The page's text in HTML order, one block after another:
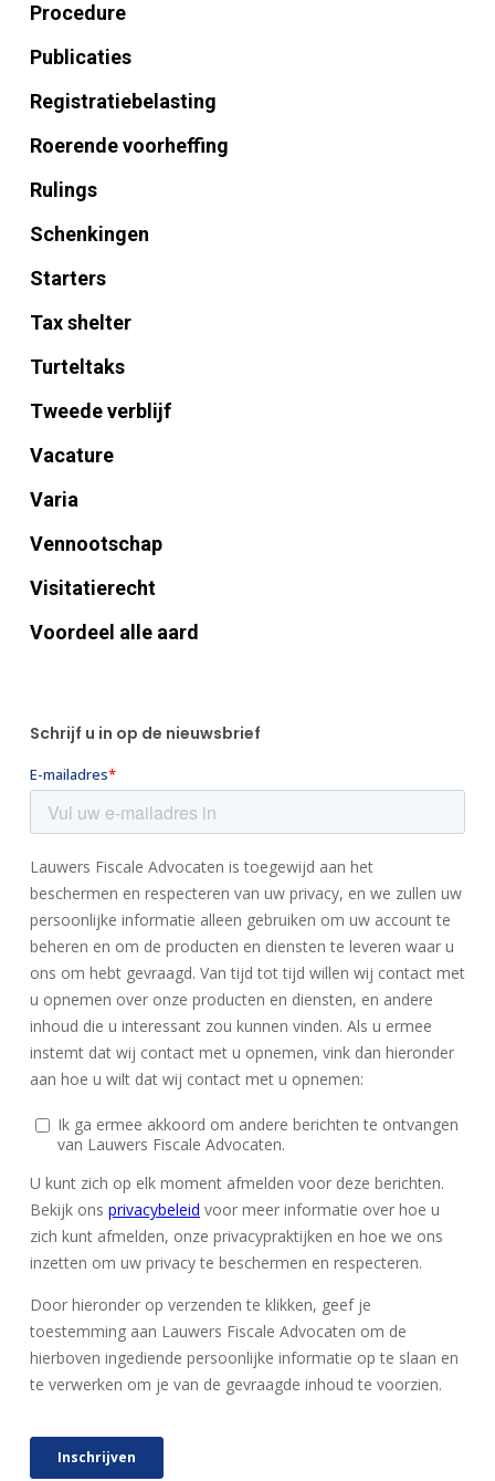
Procedure
Publicaties
Registratiebelasting
Roerende voorheffing
Rulings
Schenkingen
Starters
Tax shelter
Turteltaks
Tweede verblijf
Vacature
Varia
Vennootschap
Visitatierecht
Voordeel alle aard
Schrijf u in op de nieuwsbrief